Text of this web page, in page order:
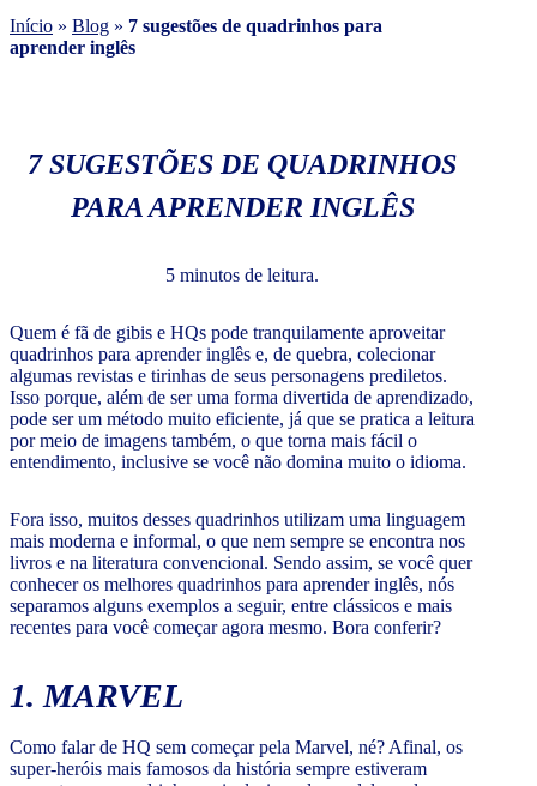
Início » Blog » 7 sugestões de quadrinhos para
aprender inglês
7 SUGESTÕES DE QUADRINHOS
PARA APRENDER INGLÊS
5 minutos de leitura.
Quem é fã de gibis e HQs pode tranquilamente aproveitar
quadrinhos para aprender inglês e, de quebra, colecionar
algumas revistas e tirinhas de seus personagens prediletos.
Isso porque, além de ser uma forma divertida de aprendizado,
pode ser um método muito eficiente, já que se pratica a leitura
por meio de imagens também, o que torna mais fácil o
entendimento, inclusive se você não domina muito o idioma.
Fora isso, muitos desses quadrinhos utilizam uma linguagem
mais moderna e informal, o que nem sempre se encontra nos
livros e na literatura convencional. Sendo assim, se você quer
conhecer os melhores quadrinhos para aprender inglês, nós
separamos alguns exemplos a seguir, entre clássicos e mais
recentes para você começar agora mesmo. Bora conferir?
1. MARVEL
Como falar de HQ sem começar pela Marvel, né? Afinal, os
super-heróis mais famosos da história sempre estiveram